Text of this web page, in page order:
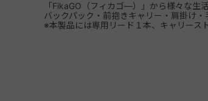
「FikaGO（フィカゴ―）」から様々な生
バックパック・前抱きキャリー・肩掛け
※本製品には専用リード１本、キャリース